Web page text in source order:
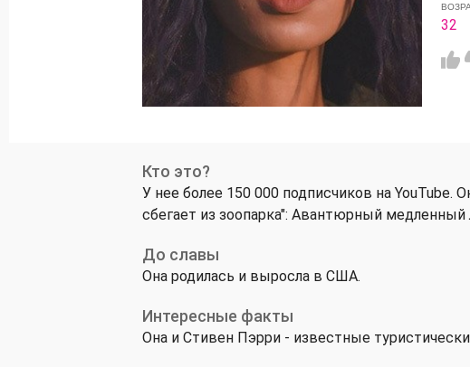
32
Кто это?
У нее более 150 000 подписчиков на YouTube.
сбегает из зоопарка": Авантюрный
До славы
Она родилась и выросла в США.
Интересные факты
Она и Стивен Пэрри - известные